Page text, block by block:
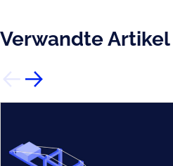
Verwandte Artikel